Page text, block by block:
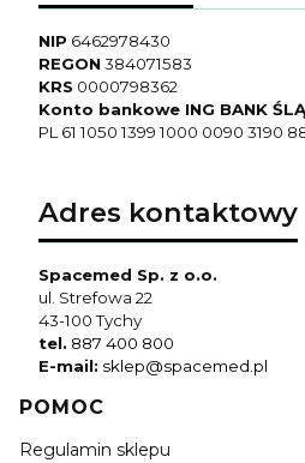
NIP 6462978430
REGON384071583
KRS 0000798362
Konto bankowe ING BANK
PL 61 1050 1399 1000 0090 3190
Adres kontaktowy
Spacemed Sp. z o.o.
ul. Strefowa 22
43-100 Tychy
tel. 887 400 800
E-mail: sklep@spacemed.pl
Linki w stopce
POMOC
Regulamin sklepu